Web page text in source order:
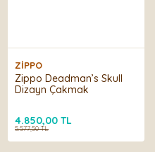
ZİPPO
Zippo Deadman’s Skull
Dizayn Çakmak
4.850,00 TL
5.577,50 TL